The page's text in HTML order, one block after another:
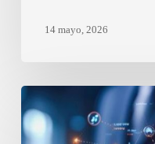
14 mayo, 2026
Cuánto
puedes
ahorrar